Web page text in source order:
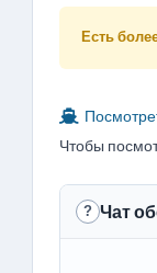
Есть
Чтобы
? Чат